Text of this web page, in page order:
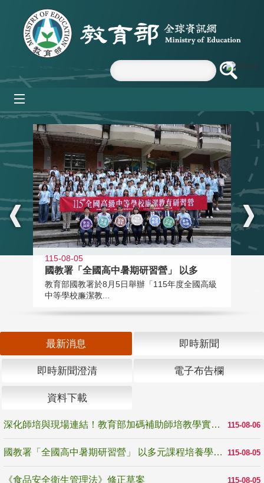
跳到主要內容區塊
:::
115-08-05
國教署「全國高中暑期研習營」 以多
教育部國教署於8月5日舉辦「115年度全國高級
中等學校廉潔教...
最新消息 即時新聞
即時新聞澄清 電子布告欄
資料下載
115-08-06
深化師培與現場連結！教育部加碼補助師培教學實踐研究 10月師培國際研討會交流教學實踐經驗
115-08-05
國教署「全國高中暑期研習營」 以多元課程培養學生瞭解誠信專業與倫理價值
115-08-05
《食品安全衛生管理法》修正草案